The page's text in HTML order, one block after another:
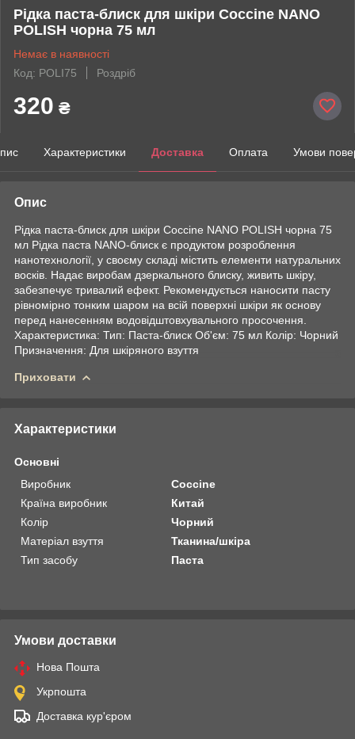
Рідка паста-блиск для шкіри Coccine NANO
POLISH чорна 75 мл
Немає в наявності
Код: POLI75
Роздріб
320 ₴
Характеристики Доставка Оплата Умови
Опис
Рідка паста-блиск для шкіри Coccine NANO POLISH чорна 75
мл Рідка паста NANO-блиск є продуктом розроблення
нанотехнології, у своєму складі містить елементи натуральних
восків. Надає виробам дзеркального блиску, живить шкіру,
забезпечує тривалий ефект. Рекомендується наносити пасту
рівномірно тонким шаром на всій поверхні шкіри як основу
перед нанесенням водовідштовхувального просочення.
Характеристика: Тип: Паста-блиск Об'єм: 75 мл Колір: Чорний
Призначення: Для шкіряного взуття
Приховати
Характеристики
Основні
Виробник
Coccine
Країна виробник
Китай
Колір
Чорний
Матеріал взуття
Тканина/шкіра
Тип засобу
Паста
Умови доставки
Нова Пошта
Укрпошта
Доставка кур'єром